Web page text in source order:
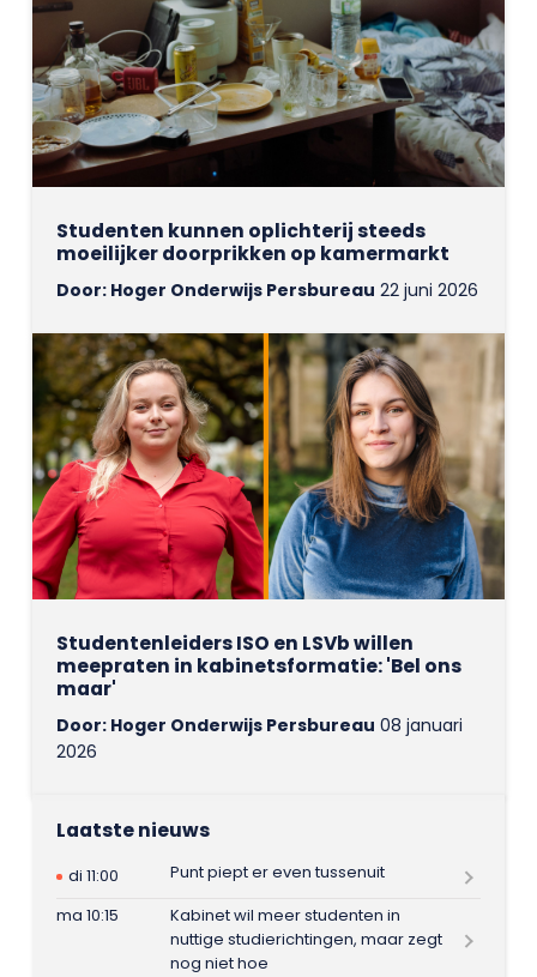
Studenten kunnen oplichterij steeds
moeilijker doorprikken op kamermarkt
Door: Hoger Onderwijs Persbureau 22 juni 2026
Studentenleiders ISO en LSVb willen
meepraten in kabinetsformatie: 'Bel ons
maar'
Door: Hoger Onderwijs Persbureau 08 januari
2026
Laatste nieuws
di 11:00
Punt piept er even tussenuit
ma 10:15
Kabinet wil meer studenten in
nuttige studierichtingen, maar zegt
nog niet hoe